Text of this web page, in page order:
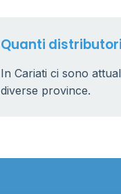
Quanti
In Cariati ci sono
diverse province.